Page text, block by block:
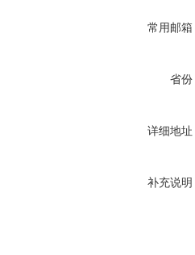
常用邮箱
省份
详细地址
补充说明